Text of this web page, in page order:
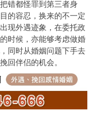
错都怪罪到第三者身
的容忍，换来的不一定
现外遇迹象，在委托政
时候，亦能够考虑做婚
同时从婚姻问题下手去
回伴侣的机会。